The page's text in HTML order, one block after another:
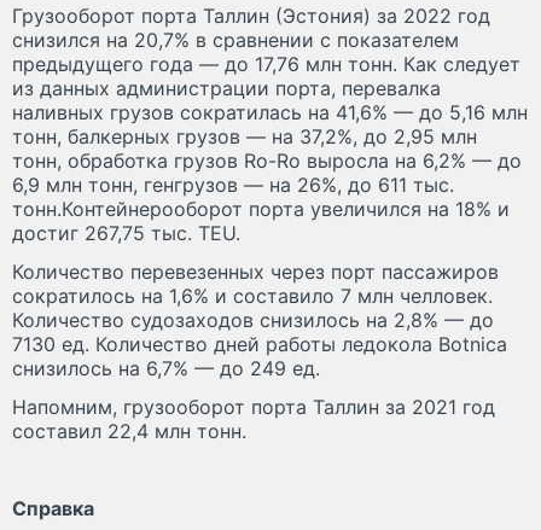
Грузооборот порта Таллин (Эстония) за 2022 год
снизился на 20,7% в сравнении с показателем
предыдущего года — до 17,76 млн тонн. Как следует
из данных администрации порта, перевалка
наливных грузов сократилась на 41,6% — до 5,16 млн
тонн, балкерных грузов — на 37,2%, до 2,95 млн
тонн, обработка грузов Ro-Ro выросла на 6,2% — до
6,9 млн тонн, генгрузов — на 26%, до 611 тыс.
тонн.Контейнерооборот порта увеличился на 18% и
достиг 267,75 тыс. TEU.
Количество перевезенных через порт пассажиров
сократилось на 1,6% и составило 7 млн челловек.
Количество судозаходов снизилось на 2,8% — до
7130 ед. Количество дней работы ледокола Botnica
снизилось на 6,7% — до 249 ед.
Напомним, грузооборот порта Таллин за 2021 год
составил 22,4 млн тонн.
Справка